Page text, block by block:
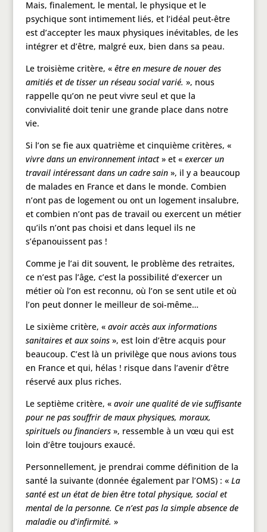
Mais, finalement, le mental, le physique et le
psychique sont intimement liés, et l’idéal peut-être
est d’accepter les maux physiques inévitables, de les
intégrer et d’être, malgré eux, bien dans sa peau.
Le troisième critère, « être en mesure de nouer des
amitiés et de tisser un réseau social varié. », nous
rappelle qu’on ne peut vivre seul et que la
convivialité doit tenir une grande place dans notre
vie.
Si l’on se fie aux quatrième et cinquième critères, «
vivre dans un environnement intact» et « exercer un
travail intéressant dans un cadre sain», il y a beaucoup
de malades en France et dans le monde. Combien
n’ont pas de logement ou ont un logement insalubre,
et combien n’ont pas de travail ou exercent un métier
qu’ils n’ont pas choisi et dans lequel ils ne
s’épanouissent pas !
Comme je l’ai dit souvent, le problème des retraites,
ce n’est pas l’âge, c’est la possibilité d’exercer un
métier où l’on est reconnu, où l’on se sent utile et où
l’on peut donner le meilleur de soi-même…
Le sixième critère, « avoir accès aux informations
sanitaires et aux soins», est loin d’être acquis pour
beaucoup. C’est là un privilège que nous avions tous
en France et qui, hélas ! risque dans l’avenir d’être
réservé aux plus riches.
Le septième critère, « avoir une qualité de vie suffisante
pour ne pas souffrir de maux physiques, moraux,
spirituels ou financiers», ressemble à un vœu qui est
loin d’être toujours exaucé.
Personnellement, je prendrai comme définition de la
santé la suivante (donnée également par l’OMS) : « La
santé est un état de bien être total physique, social et
mental de la personne. Ce n’est pas la simple absence de
maladie ou d’infirmité. »